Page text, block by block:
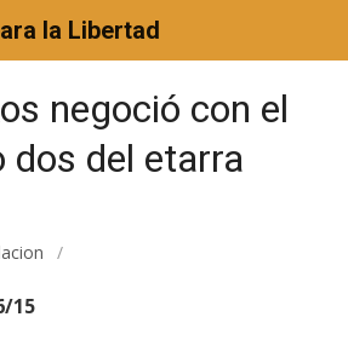
la Libertad
negoció con el
dos del etarra
/
15